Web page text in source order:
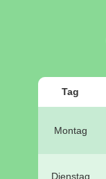
Tag
Montag
Dienstag